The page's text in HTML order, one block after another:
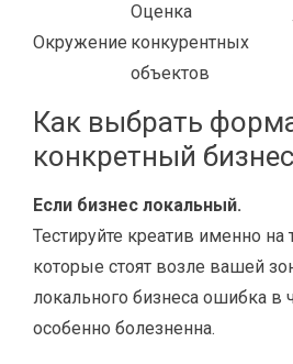
Окружение
Оценка
конкурентных
объектов
Как выбрать
конкретный бизнес
Если бизнес локальный.
Тестируйте креатив именно на
которые стоят возле вашей
локального бизнеса ошибка в
особенно болезненна.